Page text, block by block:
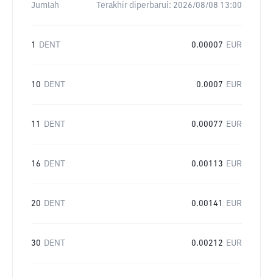
Jumlah Terakhir diperbarui: 2026/08/08 13:00
1 DENT 0.00007 EUR
10 DENT 0.0007 EUR
11 DENT 0.00077 EUR
16 DENT 0.00113 EUR
20 DENT 0.00141 EUR
30 DENT 0.00212 EUR